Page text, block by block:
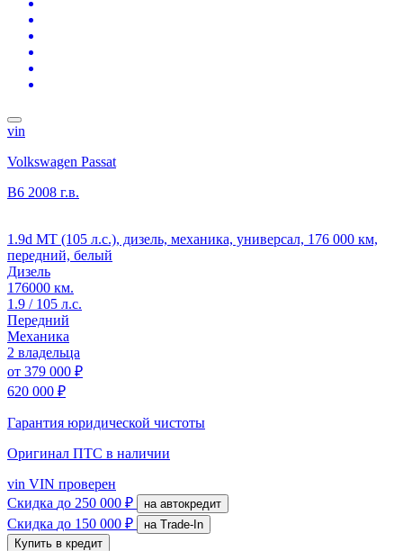
vin
Volkswagen Passat
B6 2008 г.в.
1.9d MT (105 л.с.), дизель, механика, универсал, 176 000 км,
передний, белый
Дизель
176000 км.
1.9 / 105 л.с.
Передний
Механика
2 владельца
от 379 000 ₽
620 000 ₽
Гарантия юридической чистоты
Оригинал ПТС в наличии
vin VIN проверен
Скидка до 250 000 ₽ на автокредит
Скидка до 150 000 ₽
на Trade-In
Купить в кредит